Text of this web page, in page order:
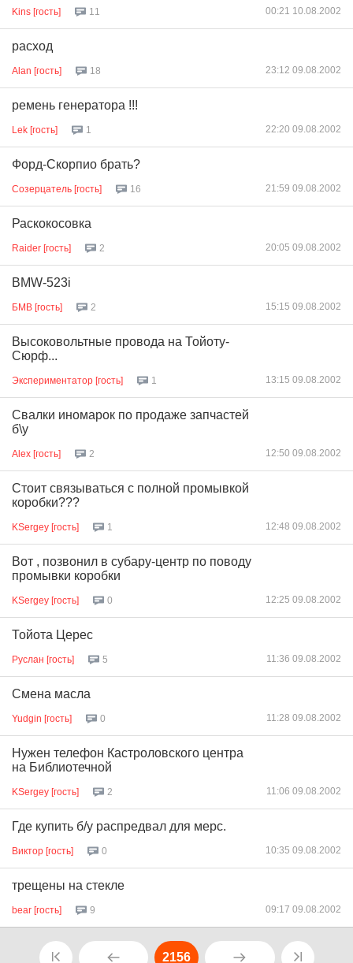
Kins [гость] 11 00:21 10.08.2002
расход
Alan [гость] 18 23:12 09.08.2002
ремень генератора !!!
Lek [гость] 1 22:20 09.08.2002
Форд-Скорпио брать?
Созерцатель [гость] 16 21:59 09.08.2002
Раскокосовка
Raider [гость] 2 20:05 09.08.2002
BMW-523i
БМВ [гость] 2 15:15 09.08.2002
Высоковольтные провода на Тойоту-
Сюрф...
Экспериментатор [гость] 1 13:15 09.08.2002
Свалки иномарок по продаже запчастей
б\у
Alex [гость] 2 12:50 09.08.2002
Стоит связываться с полной промывкой
коробки???
KSergey [гость] 1 12:48 09.08.2002
Вот , позвонил в субару-центр по поводу
промывки коробки
KSergey [гость] 0 12:25 09.08.2002
Тойота Церес
Руслан [гость] 5 11:36 09.08.2002
Смена масла
Yudgin [гость] 0 11:28 09.08.2002
Нужен телефон Кастроловского центра
на Библиотечной
KSergey [гость] 2 11:06 09.08.2002
Где купить б/у распредвал для мерс.
Виктор [гость] 0 10:35 09.08.2002
трещены на стекле
bear [гость] 9 09:17 09.08.2002
2156